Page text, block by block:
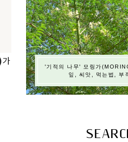
가
'기적의 나무' 모링가
잎, 씨앗, 먹는법, 부